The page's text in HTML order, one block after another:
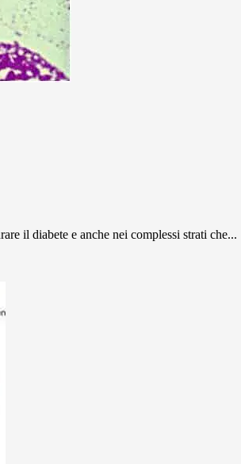
il diabete e anche nei complessi strati che...